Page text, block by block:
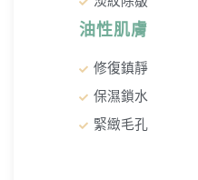
油性肌膚
修復鎮靜
保濕鎖水
緊緻毛孔